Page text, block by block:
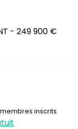
- 249 900 €
inscrits